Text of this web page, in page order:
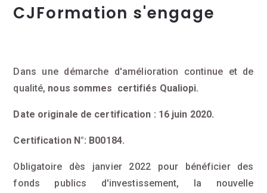
CJFormation s'engage
Dans une démarche d'amélioration continue et de
qualité, nous sommes certifiés Qualiopi.
Date originale de certification : 16 juin 2020.
Certification N°: B00184.
Obligatoire dès janvier 2022 pour bénéficier des
fonds publics d'investissement, la nouvelle